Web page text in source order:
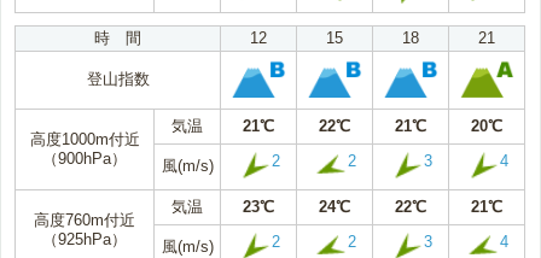
時 間 12 15 18 21
登山指数
高度1000m付近
（900hPa）
気温 21℃ 22℃ 21℃ 20℃
風(m/s) 2 2 3 4
高度760m付近
（925hPa）
気温 23℃ 24℃ 22℃ 21℃
風(m/s) 2 2 3 4